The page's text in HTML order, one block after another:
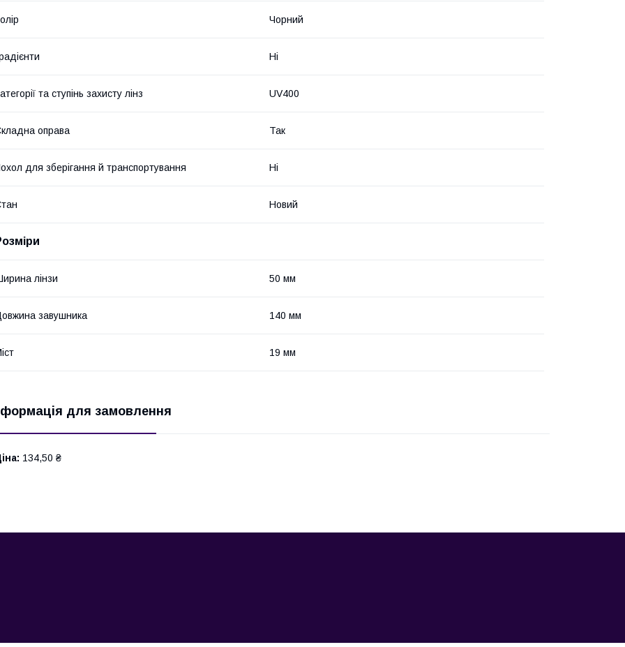
Чорний
Ні
та ступінь захисту лінз UV400
оправа Так
для зберігання й транспортування Ні
Новий
лінзи 50 мм
завушника 140 мм
19 мм
для замовлення
134,50 ₴